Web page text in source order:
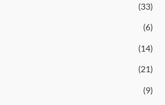
(33)
(6)
(14)
(21)
(9)